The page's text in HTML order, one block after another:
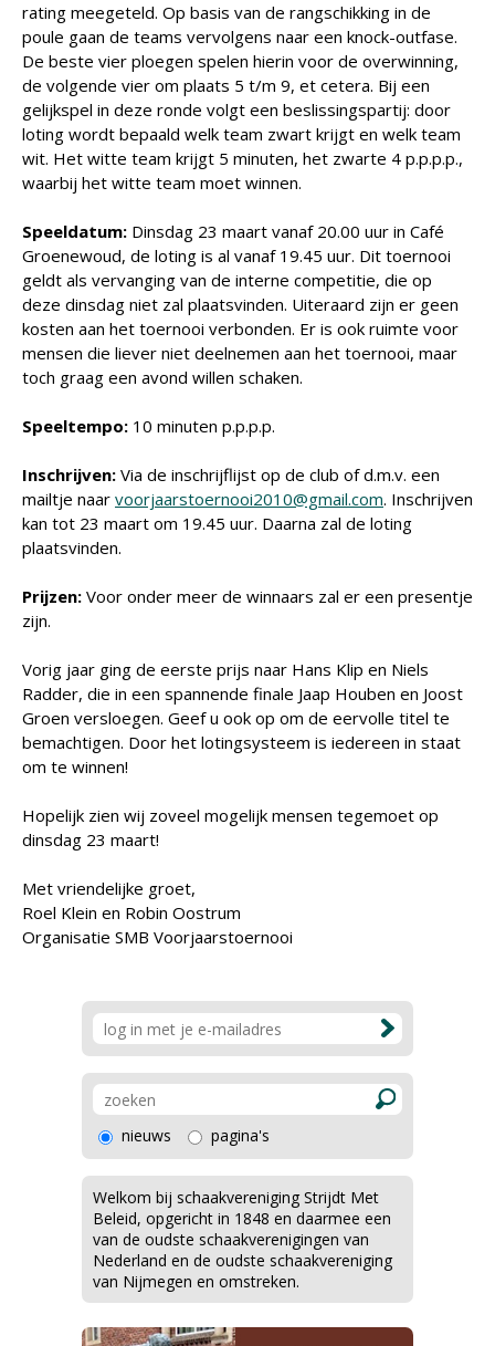
rating meegeteld. Op basis van de rangschikking in de
poule gaan de teams vervolgens naar een knock-outfase.
De beste vier ploegen spelen hierin voor de overwinning,
de volgende vier om plaats 5 t/m 9, et cetera. Bij een
gelijkspel in deze ronde volgt een beslissingspartij: door
loting wordt bepaald welk team zwart krijgt en welk team
wit. Het witte team krijgt 5 minuten, het zwarte 4 p.p.p.p.,
waarbij het witte team moet winnen.
Speeldatum: Dinsdag 23 maart vanaf 20.00 uur in Café
Groenewoud, de loting is al vanaf 19.45 uur. Dit toernooi
geldt als vervanging van de interne competitie, die op
deze dinsdag niet zal plaatsvinden. Uiteraard zijn er geen
kosten aan het toernooi verbonden. Er is ook ruimte voor
mensen die liever niet deelnemen aan het toernooi, maar
toch graag een avond willen schaken.
Speeltempo: 10 minuten p.p.p.p.
Inschrijven: Via de inschrijflijst op de club of d.m.v. een
mailtje naar voorjaarstoernooi2010@gmail.com. Inschrijven
kan tot 23 maart om 19.45 uur. Daarna zal de loting
plaatsvinden.
Prijzen: Voor onder meer de winnaars zal er een presentje
zijn.
Vorig jaar ging de eerste prijs naar Hans Klip en Niels
Radder, die in een spannende finale Jaap Houben en Joost
Groen versloegen. Geef u ook op om de eervolle titel te
bemachtigen. Door het lotingsysteem is iedereen in staat
om te winnen!
Hopelijk zien wij zoveel mogelijk mensen tegemoet op
dinsdag 23 maart!
Met vriendelijke groet,
Roel Klein en Robin Oostrum
Organisatie SMB Voorjaarstoernooi
nieuws pagina's
Welkom bij schaakvereniging Strijdt Met
Beleid, opgericht in 1848 en daarmee een
van de oudste schaakverenigingen van
Nederland en de oudste schaakvereniging
van Nijmegen en omstreken.